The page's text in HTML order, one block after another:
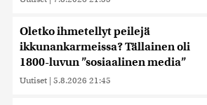
Oletko ihmetellyt peilejä
ikkunankarmeissa? Tällainen oli
1800-luvun ”sosiaalinen media”
Uutiset | 5.8.2026 21:45